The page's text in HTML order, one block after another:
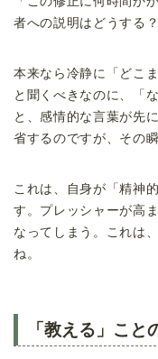
者への説明はどうする
本来なら冷静に「どこ
と聞くべきなのに、「
と、感情的な言葉が先
省するのですが、その
これは、自身が「精神
す。プレッシャーが高
なってしまう。これは
ね。
「教える」こと